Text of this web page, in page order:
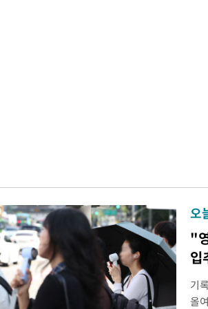
오
"
입
기
올